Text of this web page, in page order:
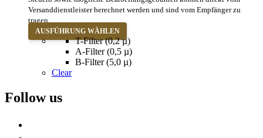
Versanddienstleister berechnet werden und sind vom Empfänger zu
tragen.
AUSFÜHRUNG WÄHLEN
Produkt
weist
mehrere
T-Filter (0,2 µ)
A-Filter (0,5 µ)
B-Filter (5,0 µ)
Clear
Follow us